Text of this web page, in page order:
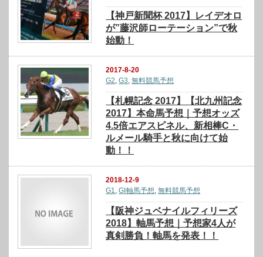
【神戸新聞杯 2017】レイデオロ
が”藤沢師ローテーション”で秋
始動！
2017-8-20
G2 ,G3 ,無料競馬予想
【札幌記念 2017】【北九州記念
2017】本命馬予想｜予想オッズ
4.5倍エアスピネル、新相棒C・
ルメール騎手と秋に向けて始
動！！
2018-12-9
G1
,GⅠ軸馬予想 ,無料競馬予想
【阪神ジュベナイルフィリーズ
2018】軸馬予想｜予想家4人が
真剣勝負！軸馬を発表！！